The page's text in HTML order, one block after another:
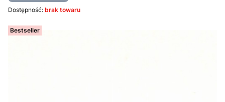
Dostępność: brak towaru
Bestseller